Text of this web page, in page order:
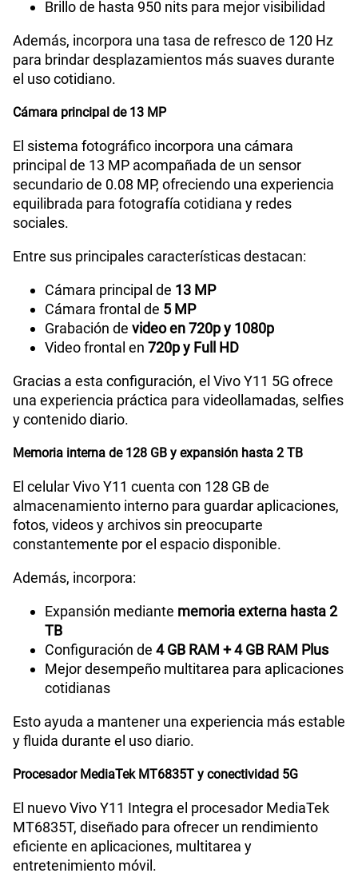
Brillo de hasta 950 nits para mejor visibilidad
Además, incorpora una tasa de refresco de 120 Hz
para brindar desplazamientos más suaves durante
el uso cotidiano.
Cámara principal de 13 MP
El sistema fotográfico incorpora una cámara
principal de 13 MP acompañada de un sensor
secundario de 0.08 MP, ofreciendo una experiencia
equilibrada para fotografía cotidiana y redes
sociales.
Entre sus principales características destacan:
Cámara principal de 13 MP
Cámara frontal de 5 MP
Grabación de video en 720p y 1080p
Video frontal en 720p y Full HD
Gracias a esta configuración, el Vivo Y11 5G ofrece
una experiencia práctica para videollamadas, selfies
y contenido diario.
Memoria interna de 128 GB y expansión hasta 2 TB
El celular Vivo Y11 cuenta con 128 GB de
almacenamiento interno para guardar aplicaciones,
fotos, videos y archivos sin preocuparte
constantemente por el espacio disponible.
Además, incorpora:
Expansión mediante memoria externa hasta 2
TB
Configuración de 4 GB RAM + 4 GB RAM Plus
Mejor desempeño multitarea para aplicaciones
cotidianas
Esto ayuda a mantener una experiencia más estable
y fluida durante el uso diario.
Procesador MediaTek MT6835T y conectividad 5G
El nuevo Vivo Y11 Integra el procesador MediaTek
MT6835T, diseñado para ofrecer un rendimiento
eficiente en aplicaciones, multitarea y
entretenimiento móvil.